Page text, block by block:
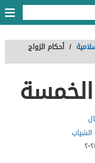
/ أحكام الزواج